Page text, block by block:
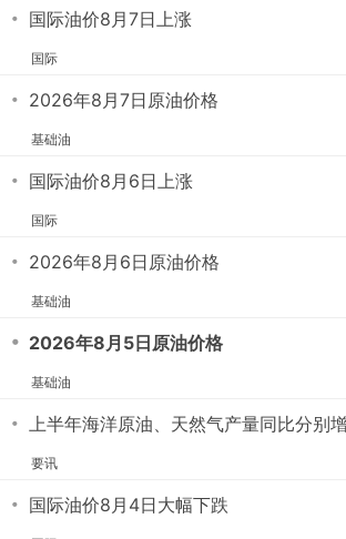
・ 国际油价8月7日上涨
国际
・ 2026年8月7日原油价格
基础油
・ 国际油价8月6日上涨
国际
・ 2026年8月6日原油价格
基础油
・ 2026年8月5日原油价格
基础油
・ 上半年海洋原油、天然气产量同比分别
要讯
・ 国际油价8月4日大幅下跌